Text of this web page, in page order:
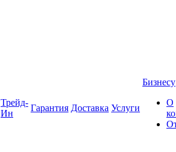
Трейд-
Ин
Гарантия Доставка Услуги
Бизнесу
О